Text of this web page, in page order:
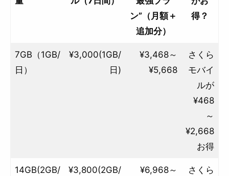
ン”（月額＋
追加分）
得？
7GB（1GB/
日）
¥3,000(1GB/
日)
¥3,468～
¥5,668
さくら
モバイ
ルが
¥468
～
¥2,668
お得
14GB(2GB/
¥3,800(2GB/
¥6,968～
さくら